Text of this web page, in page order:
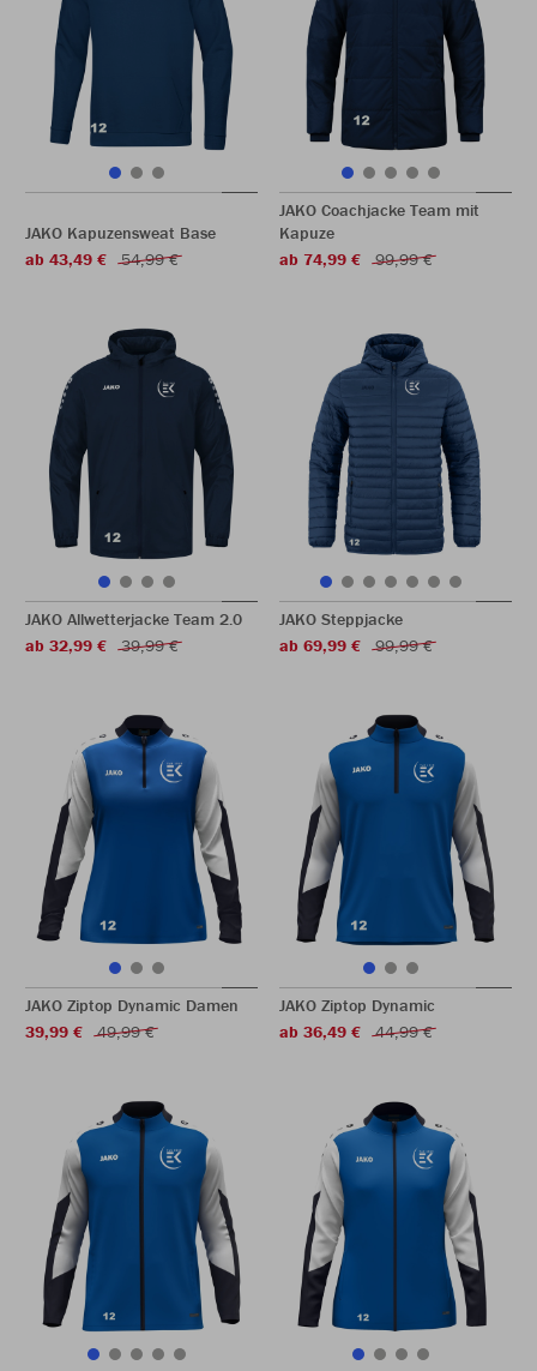
JAKO Kapuzensweat Base
ab 43,49 €
54,99 €
JAKO Coachjacke Team mit
Kapuze
ab 74,99 €
99,99 €
JAKO Allwetterjacke Team 2.0
ab 32,99 €
39,99 €
JAKO Steppjacke
ab 69,99 €
99,99 €
JAKO Ziptop Dynamic Damen
39,99 €
49,99 €
JAKO Ziptop Dynamic
ab 36,49 €
44,99 €